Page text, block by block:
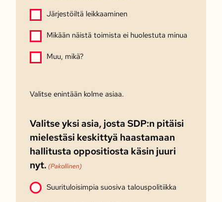
Järjestöiltä leikkaaminen
Mikään näistä toimista ei huolestuta minua
Muu, mikä?
Valitse enintään kolme asiaa.
Valitse yksi asia, josta SDP:n pitäisi
mielestäsi keskittyä haastamaan
hallitusta oppositiosta käsin juuri
nyt. (Pakollinen)
Suurituloisimpia suosiva talouspolitiikka